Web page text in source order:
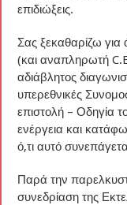
επιδιώξεις.
Σας ξεκαθαρίζω για
(και αναπληρωτή
αδιάβλητος
υπερεθνικές
επιστολή – Οδηγία
ενέργεια και
ό,τι αυτό
Παρά την
συνεδρίαση της